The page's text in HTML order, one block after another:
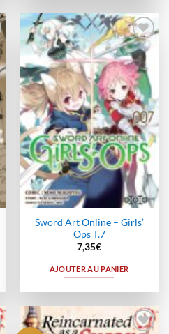
Ajouter
à la
wishlist
Sword Art Online – Girls’
Ops T.7
7,35€
AJOUTER AU PANIER